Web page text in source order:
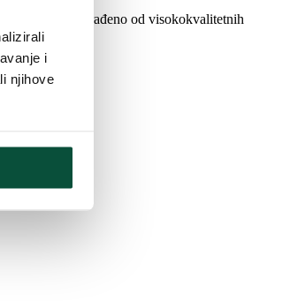
i
njihove
drvce je izrađeno od visokokvalitetnih
.